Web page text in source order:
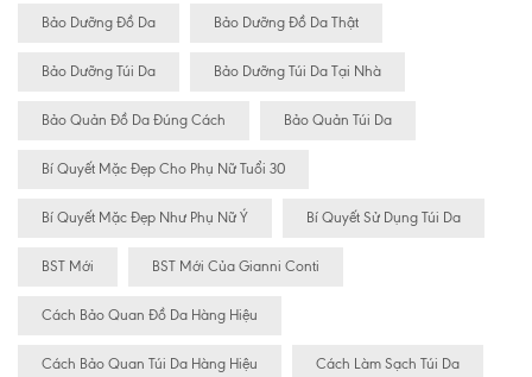
Bảo Dưỡng Đồ Da Bảo Dưỡng Đồ Da Thật
Bảo Dưỡng Túi Da Bảo Dưỡng Túi Da Tại Nhà
Bảo Quản Đồ Da Đúng Cách Bảo Quản Túi Da
Bí Quyết Mặc Đẹp Cho Phụ Nữ Tuổi 30
Bí Quyết Mặc Đẹp Như Phụ Nữ Ý Bí Quyết Sử Dụng Túi Da
BST Mới BST Mới Của Gianni Conti
Cách Bảo Quan Đồ Da Hàng Hiệu
Cách Bảo Quan Túi Da Hàng Hiệu Cách Làm Sạch Túi Da